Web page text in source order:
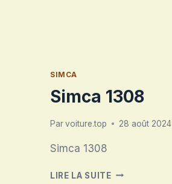
SIMCA
Simca 1308
Parvoiture.top 28 août 2024
Simca 1308
LIRE LA SUITESIMCA